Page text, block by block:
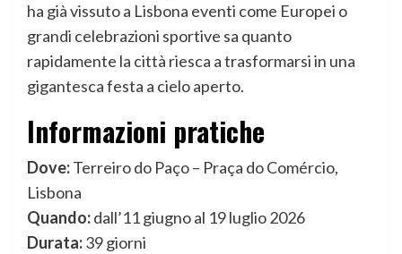
ha già vissuto a Lisbona eventi come Europei o
grandi celebrazioni sportive sa quanto
rapidamente la città riesca a trasformarsi in una
gigantesca festa a cielo aperto.
Informazioni pratiche
Dove:Terreiro do Paço – Praça do Comércio,
Lisbona
Quando:dall’11 giugno al 19 luglio 2026
Durata:39 giorni